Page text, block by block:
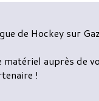
de Hockey sur
matériel auprès de
!